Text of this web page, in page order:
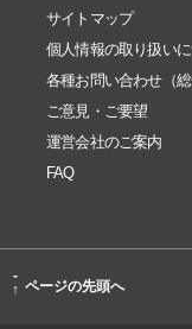
サイトマップ
個人情報の取り扱い
各種お問い合わせ（総
ご意見・ご要望
運営会社のご案内
FAQ
-
↑ ページの先頭へ